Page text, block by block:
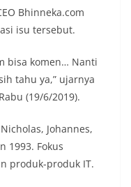
Bhinneka.com
isu tersebut.
bisa komen… Nanti
tahu ya,” ujarnya
(19/6/2019).
Johannes,
1993. Fokus
produk-produk IT.